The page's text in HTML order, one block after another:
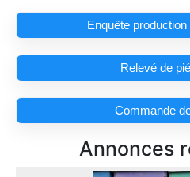
Enquête
Relevé de
Commande
Annonces